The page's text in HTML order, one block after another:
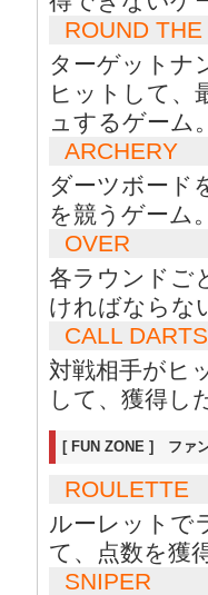
ROUND
ターゲットナ
ヒットして、
ュするゲーム
ARCHERY
ダーツボード
を競うゲーム
OVER
各ラウンドご
ければならな
CALL DARTS
対戦相手がヒ
して、獲得し
[ FUN ZONE ] ファ
ROULETTE
ルーレットで
て、点数を獲
SNIPER